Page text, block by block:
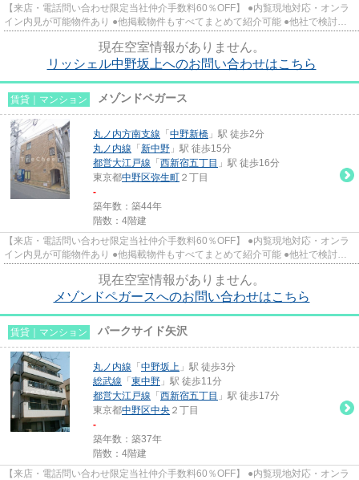
【来店・電話問い合わせ限定当社仲介手数料60％OFF】 ●内覧現地対応・オンラ
イン内見が可能物件あり ●他掲載物件もすべてまとめて紹介可能 ●他社で検討
現在空室情報がありません。
リッシェル中野坂上へのお問い合わせはこちら
賃貸｜マンション メゾンドペガース
丸ノ内方南支線 「 中野新橋 」駅 徒歩2分
丸ノ内線 「 新中野 」駅 徒歩15分
都営大江戸線 「 西新宿五丁目 」駅 徒歩16分
東京都中野区弥生町 ２丁目
-
築年数：築44年
階数：4階建
【来店・電話問い合わせ限定当社仲介手数料60％OFF】 ●内覧現地対応・オンラ
イン内見が可能物件あり ●他掲載物件もすべてまとめて紹介可能 ●他社で検討
現在空室情報がありません。
メゾンドペガースへのお問い合わせはこちら
賃貸｜マンション パークサイド矢沢
丸ノ内線 「 中野坂上 」駅 徒歩3分
総武線 「 東中野 」駅 徒歩11分
都営大江戸線 「 西新宿五丁目 」駅 徒歩17分
東京都中野区中央 ２丁目
-
築年数：築37年
階数：4階建
【来店・電話問い合わせ限定当社仲介手数料60％OFF】 ●内覧現地対応・オンラ